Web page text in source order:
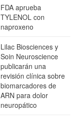
FDA aprueba
TYLENOL con
naproxeno
Lilac Biosciences y
Soin Neuroscience
publicarán una
revisión clínica sobre
biomarcadores de
ARN para dolor
neuropático